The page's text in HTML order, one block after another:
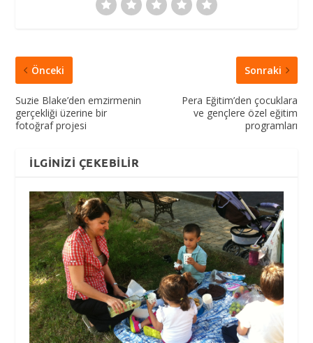
Önceki
Suzie Blake’den emzirmenin
gerçekliği üzerine bir
fotoğraf projesi
Sonraki
Pera Eğitim’den çocuklara
ve gençlere özel eğitim
programları
İLGINIZI ÇEKEBILIR